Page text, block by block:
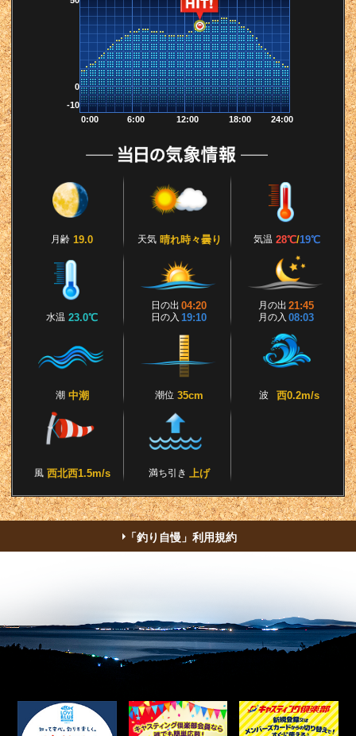
0
-10
0:00
6:00 12:00 18:00 24:00
月齢 19.0 天気 晴れ時々曇り 気温 28℃/19℃
水温 23.0℃
日の出 04:20
日の入 19:10
月の出 21:45
月の入 08:03
潮 中潮 潮位 35cm 波 西0.2m/s
風 西北西1.5m/s 満ち引き 上げ
「釣り自慢」利用規約